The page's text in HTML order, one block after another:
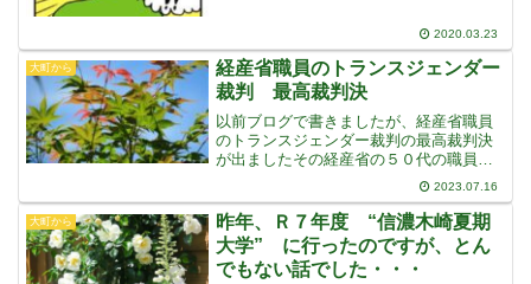
るワニの日常の “ゆるさ” が描かれる中
で、だんだんと “死” が迫ってきます日
常生活や
2020.03.23
大町から
経産省職員のトランスジェンダー
裁判 最高裁判決
以前ブログで書きましたが、経産省職員
のトランスジェンダー裁判の最高裁判決
が出ましたその経産省の５０代の職員
は、男性の体を持ちながら心は女性だと
いう、いわゆる “Ｌ・Ｇ・Ｂ・Ｔ”
の “Ｔ” トランスジェンダーで、２階以
上離れたトイレを使って
2023.07.16
大町から
昨年、Ｒ７年度 “信濃木崎夏期
大学” に行ったのですが、とん
でもない話でした・・・